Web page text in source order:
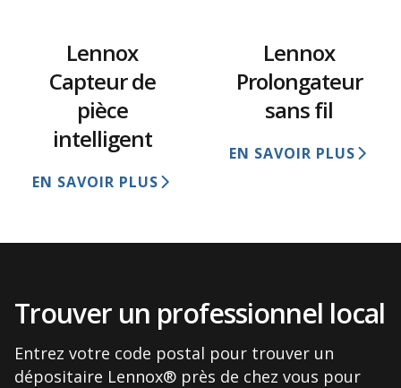
Lennox
Capteur de
pièce
intelligent
EN SAVOIR PLUS
Lennox
Prolongateur
sans fil
EN SAVOIR PLUS
Trouver un professionnel local
Entrez votre code postal pour trouver un
dépositaire Lennox® près de chez vous pour